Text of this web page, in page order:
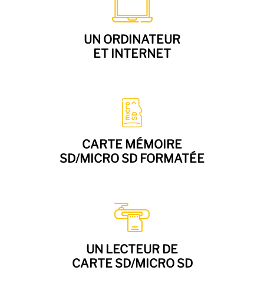
UN ORDINATEUR
ET INTERNET
CARTE MÉMOIRE
SD/MICRO SD FORMATÉE
UN LECTEUR DE
CARTE SD/MICRO SD